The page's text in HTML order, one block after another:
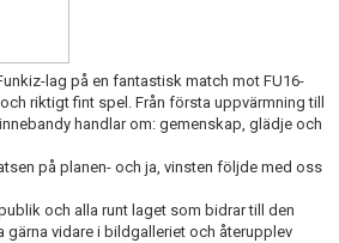
lag på en fantastisk match mot FU16-
riktigt fint spel. Från första uppvärmning till
handlar om: gemenskap, glädje och
på planen- och ja, vinsten följde med oss
och alla runt laget som bidrar till den
gärna vidare i bildgalleriet och återupplev